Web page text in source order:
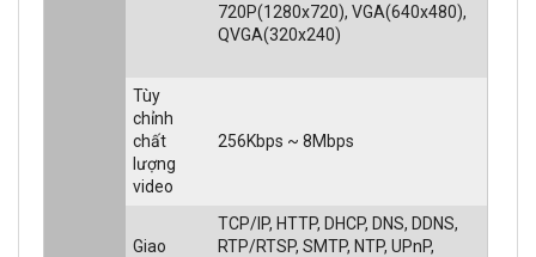
720P(1280x720), VGA(640x480),
QVGA(320x240)
Tùy
chỉnh
chất
lượng
video
256Kbps ~ 8Mbps
Giao
TCP/IP, HTTP, DHCP, DNS, DDNS,
RTP/RTSP, SMTP, NTP, UPnP,